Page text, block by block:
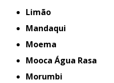
Limão
Mandaqui
Moema
Mooca Água Rasa
Morumbi